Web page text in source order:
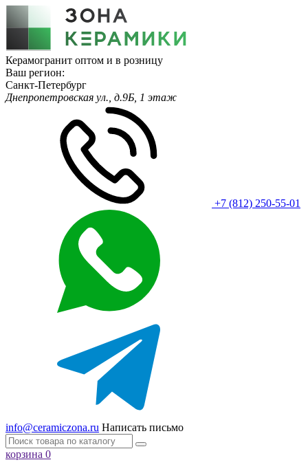
Керамогранит оптом и в розницу
Ваш регион:
Санкт-Петербург
Днепропетровская ул., д.9Б, 1 этаж
+7 (812) 250-55-01
info@ceramiczona.ru Написать письмо
корзина 0